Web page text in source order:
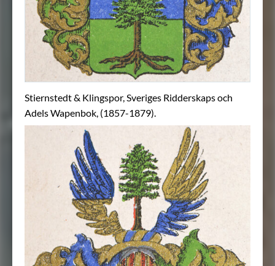
Stiernstedt & Klingspor, Sveriges Ridderskaps och
Adels Wapenbok, (1857-1879).